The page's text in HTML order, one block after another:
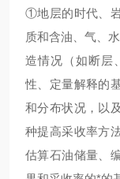
①地层的时代、
质和含油、气、
造情况（如断层
性、定量解释的
和分布状况，以
种提高采收率方
估算石油储量、